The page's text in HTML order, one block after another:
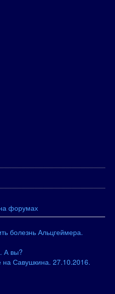
форумах
болезнь Альцгеймера.
А вы?
на Савушкина. 27.10.2016.